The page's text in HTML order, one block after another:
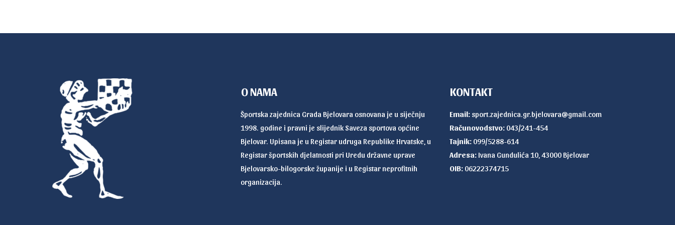
O NAMA
Športska zajednica Grada Bjelovara osnovana je u siječnju
1998. godine i pravni je slijednik Saveza sportova općine
Bjelovar. Upisana je u Registar udruga Republike Hrvatske, u
Registar športskih djelatnosti pri Uredu državne uprave
Bjelovarsko-bilogorske županije i u Registar neprofitnih
organizacija.
KONTAKT
Email: sport.zajednica.gr.bjelovara@gmail.com
Računovodstvo: 043/241-454
Tajnik: 099/5288-614
Adresa:Ivana Gundulića 10, 43000 Bjelovar
OIB:06222374715